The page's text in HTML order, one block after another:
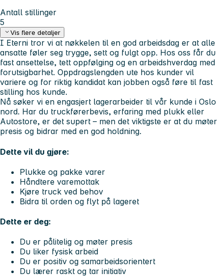
Antall stillinger
5
Vis flere detaljer
I Eterni tror vi at nøkkelen til en god arbeidsdag er at alle
ansatte føler seg trygge, sett og fulgt opp. Hos oss får du
fast ansettelse, tett oppfølging og en arbeidshverdag med
forutsigbarhet. Oppdragslengden ute hos kunder vil
variere og for riktig kandidat kan jobben også føre til fast
stilling hos kunde.
Nå søker vi en engasjert lagerarbeider til vår kunde i Oslo
nord. Har du truckførerbevis, erfaring med plukk eller
Autostore, er det supert – men det viktigste er at du møter
presis og bidrar med en god holdning.
Dette vil du gjøre:
Plukke og pakke varer
Håndtere varemottak
Kjøre truck ved behov
Bidra til orden og flyt på lageret
Dette er deg:
Du er pålitelig og møter presis
Du liker fysisk arbeid
Du er positiv og samarbeidsorientert
Du lærer raskt og tar initiativ